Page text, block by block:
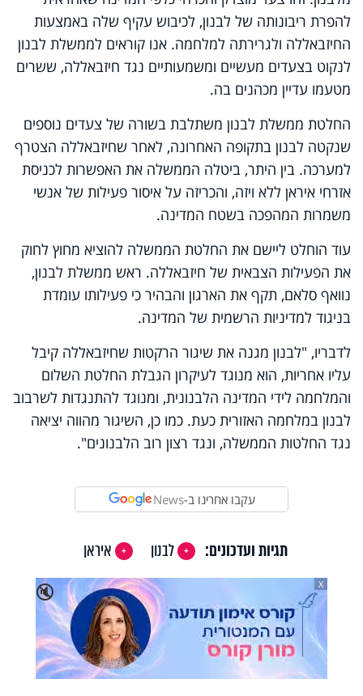
להפרת ריבונותה של לבנון, לכיבוש עקיף שלה באמצעות
החיזבאללה ולגרירתה למלחמה. אנו קוראים לממשלת לבנון
לנקוט בצעדים מעשיים ומשמעותיים נגד חיזבאללה, ששרים
מטעמו עדיין מכהנים בה.
החלטת ממשלת לבנון משתלבת בשורה של צעדים נוספים
שנקטה לבנון בתקופה האחרונה, לאחר שחיזבאללה הצטרף
למערכה. בין היתר, ביטלה הממשלה את האפשרות לכניסת
אזרחי איראן ללא ויזה, והכריזה על איסור פעילות של אנשי
משמרות המהפכה בשטח המדינה.
עוד הוחלט ליישם את החלטת הממשלה להוציא מחוץ לחוק
את הפעילות הצבאית של חיזבאללה. ראש ממשלת לבנון,
נוואף סלאם, תקף את הארגון והבהיר כי פעילותו עומדת
בניגוד למדיניות הרשמית של המדינה.
לדבריו, "לבנון מגנה את שיגור הרקטות שחיזבאללה קיבל
עליו אחריות, הוא מנוגד לעיקרון הגבלת החלטת השלום
והמלחמה לידי המדינה הלבנונית, ומנוגד להתנגדות לשרבוב
לבנון במלחמה האזורית כעת. כמו כן, השיגור מהווה יציאה
נגד החלטות הממשלה, ונגד רצון רוב הלבנונים".
עקבו אחרינו ב-News
תגיות ועדכונים: לבנון
איראן
🔇
X